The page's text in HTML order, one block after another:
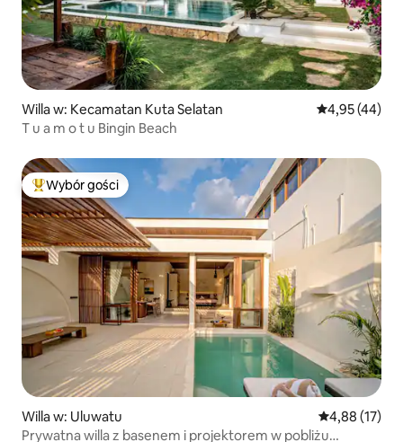
Willa w: Kecamatan Kuta Selatan Średnia
4,95 (44)
T u a m o t u Bingin Beach
Najpopularniejsze z kategorii Wybór gości
Wybór gości
Willa w: Uluwatu Średnia
4,88 (17)
Prywatna willa z basenem i projektorem w pobliżu